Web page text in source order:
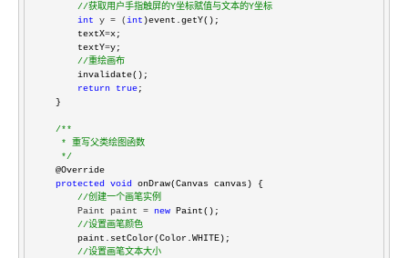
//获取用户手指触屏的Y坐标赋值与文本的Y坐标
int y = (int )event.getY();
        textX
=x;
        textY
=y;
//重绘画布
return
true;
/**
*/
protected
void onDraw(Canvas canvas) {
//创建一个画笔实例
        Paint paint =
new Paint();
//设置画笔颜色
//设置画笔文本大小